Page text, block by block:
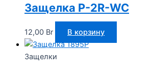
Защелка P-2R-WC
12,00 Br В корзину
Защелки